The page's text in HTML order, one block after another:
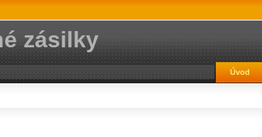
zásilky
Úvod